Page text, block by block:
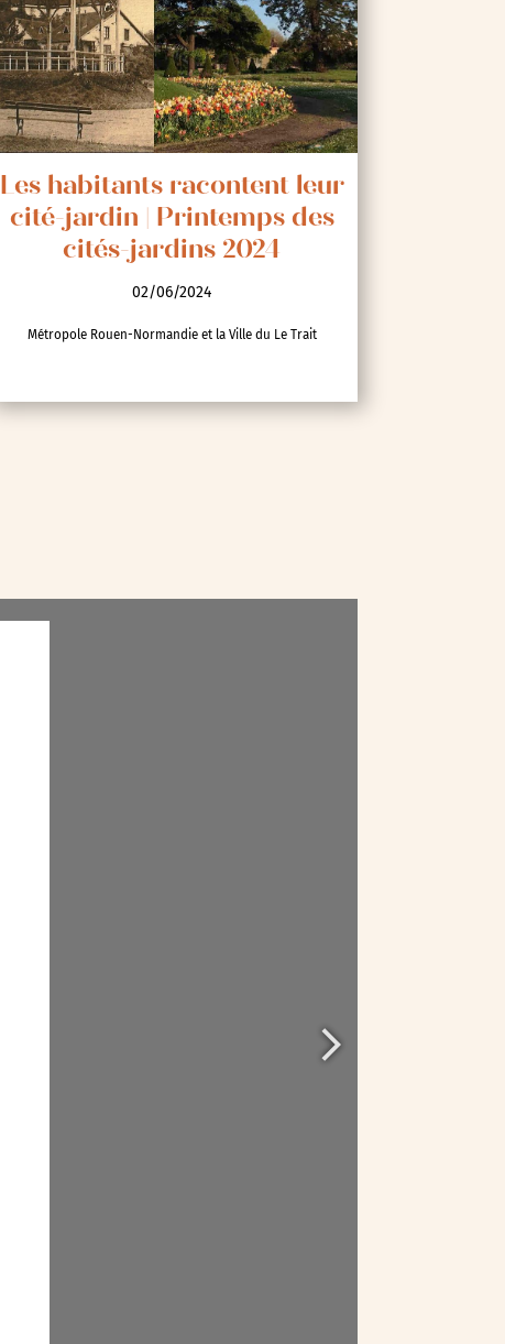
Les habitants racontent leur
cité-jardin | Printemps des
cités-jardins 2024
02/06/2024
Métropole Rouen-Normandie et la Ville du Le Trait